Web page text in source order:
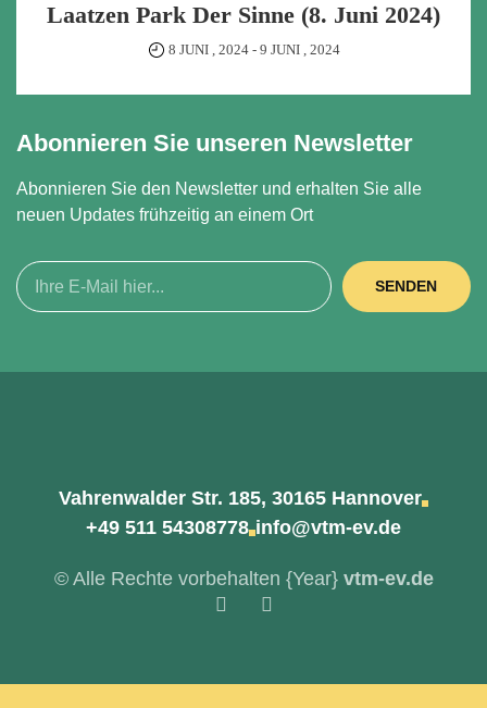
Laatzen Park Der Sinne (8. Juni 2024)
8 JUNI , 2024- 9 JUNI , 2024
Abonnieren Sie unseren Newsletter
Abonnieren Sie den Newsletter und erhalten Sie alle
neuen Updates frühzeitig an einem Ort
SENDEN
Vahrenwalder Str. 185, 30165 Hannover
+49 511 54308778 info@vtm-ev.de
© Alle Rechte vorbehalten {Year} vtm-ev.de